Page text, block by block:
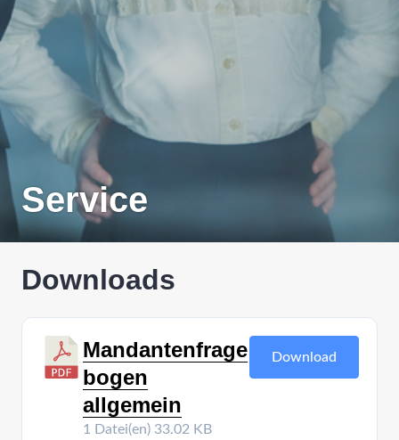
Service
Downloads
Mandantenfrage
bogen
allgemein
1 Datei(en) 33.02 KB
Download